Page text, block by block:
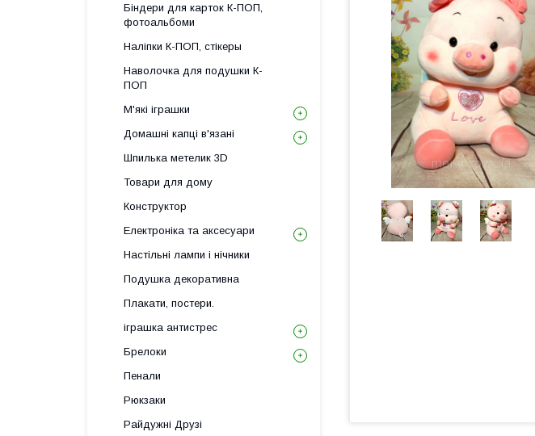
Біндери для карток К-ПОП,
фотоальбоми
Наліпки К-ПОП, стікеры
Наволочка для подушки К-
ПОП
М'які іграшки
Домашні капці в'язані
Шпилька метелик 3D
Товари для дому
Конструктор
Електроніка та аксесуари
Настільні лампи і нічники
Подушка декоративна
Плакати, постери.
іграшка антистрес
Брелоки
Пенали
Рюкзаки
Райдужні Друзі